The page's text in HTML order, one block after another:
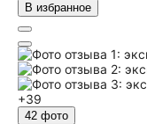
В избранное
+39
42 фото